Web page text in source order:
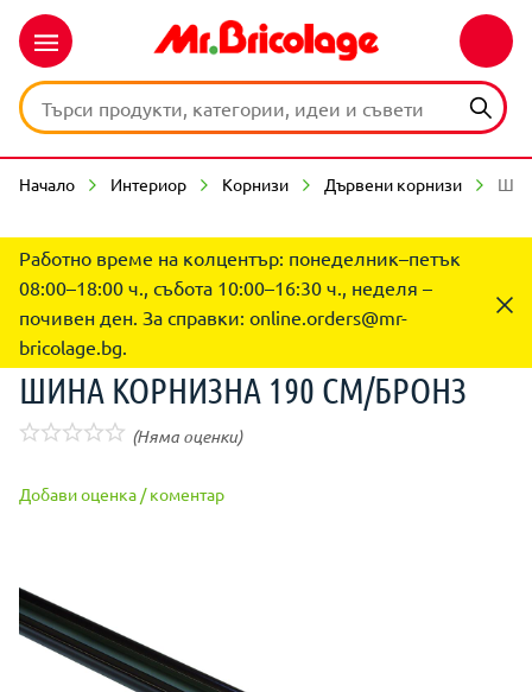
Начало Интериор Корнизи Дървени корнизи
Работно време на колцентър: понеделник–петък
08:00–18:00 ч., събота 10:00–16:30 ч., неделя –
почивен ден. За справки: online.orders@mr-
bricolage.bg.
ШИНА КОРНИЗНА 190 CM/БРОНЗ
(Няма оценки)
Добави оценка / коментар